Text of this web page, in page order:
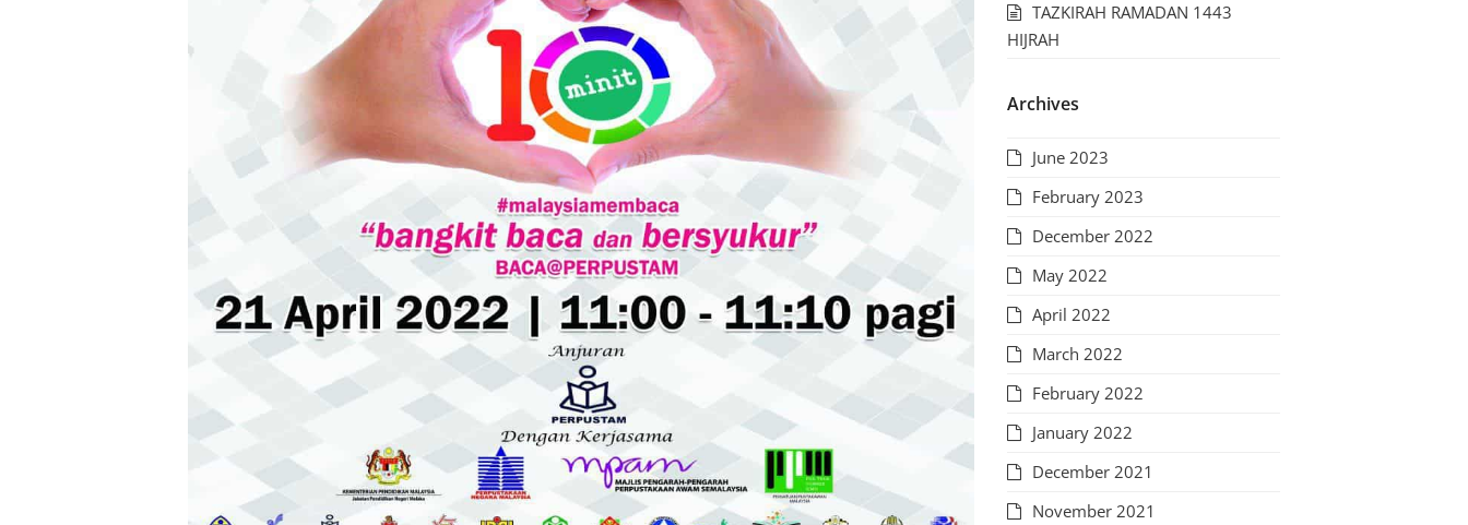
TAZKIRAH RAMADAN 1443
HIJRAH
Archives
June 2023
February 2023
December 2022
May 2022
April 2022
March 2022
February 2022
January 2022
December 2021
November 2021